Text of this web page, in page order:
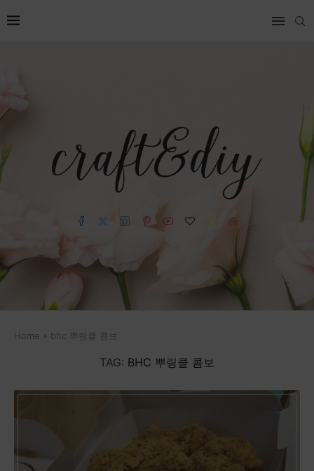
Home » bhc 뿌링클 콤보
TAG: BHC 뿌링클 콤보